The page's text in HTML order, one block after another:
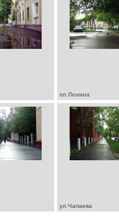
пл.Ленина
ул.Чапаева